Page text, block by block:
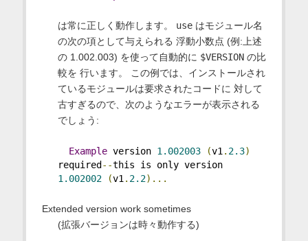
は常に正しく動作します。 useはモジュール名
の次の項として与えられる 浮動小数点 (例:上述
の 1.002.003) を使って自動的に $VERSIONの比
較を 行います。 この例では、インストールされ
ているモジュールは要求されたコードに 対して
古すぎるので、次のようなエラーが表示される
でしょう:
Example version 1.002003 (v1. 2.3)
required --
this is only version
1.002002
(v1. 2.2)...
Extended version work sometimes
(拡張バージョンは時々動作する)